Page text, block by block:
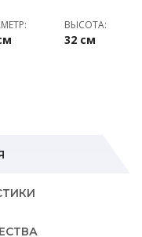
ВЫСОТА:
32 см